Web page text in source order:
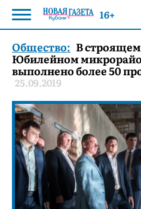
Общество: В
Юбилейном
выполнено более 50
25.09.2019
16+